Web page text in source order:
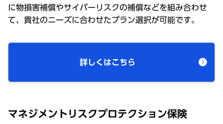
に物損害補償やサイバーリスクの補償などを組み合わせ
て、貴社のニーズに合わせたプラン選択が可能です。
詳しくはこちら
マネジメントリスクプロテクション保険